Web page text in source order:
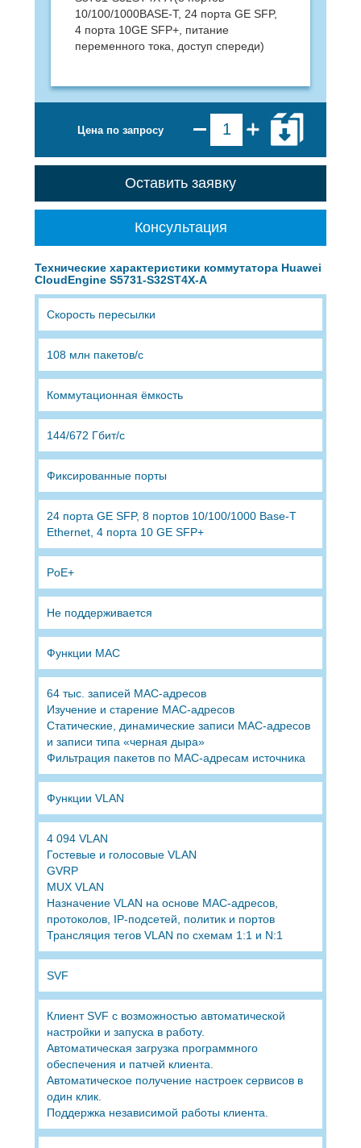
10/100/1000BASE-T, 24 порта GE SFP,
4 порта 10GE SFP+, питание
переменного тока, доступ спереди)
Цена по запросу
Оставить заявку
Консультация
Технические характеристики коммутатора Huawei
CloudEngine S5731-S32ST4X-A
Скорость пересылки
108 млн пакетов/с
Коммутационная ёмкость
144/672 Гбит/с
Фиксированные порты
24 порта GE SFP, 8 портов 10/100/1000 Base-T
Ethernet, 4 порта 10 GE SFP+
PoE+
Не поддерживается
Функции MAC
64 тыс. записей MAC-адресов
Изучение и старение MAC-адресов
Статические, динамические записи MAC-адресов
и записи типа «черная дыра»
Фильтрация пакетов по MAC-адресам источника
Функции VLAN
4 094 VLAN
Гостевые и голосовые VLAN
GVRP
MUX VLAN
Назначение VLAN на основе MAC-адресов,
протоколов, IP-подсетей, политик и портов
Трансляция тегов VLAN по схемам 1:1 и N:1
SVF
Клиент SVF с возможностью автоматической
настройки и запуска в работу.
Автоматическая загрузка программного
обеспечения и патчей клиента.
Автоматическое получение настроек сервисов в
один клик.
Поддержка независимой работы клиента.